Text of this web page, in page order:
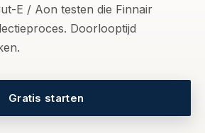
E / Aon testen die Finnair
Doorlooptijd
Gratis starten